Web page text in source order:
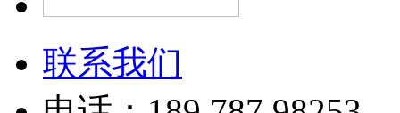
联系我们